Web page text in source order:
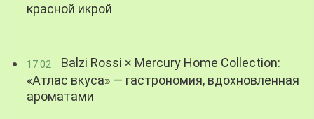
красной икрой
17:02
Balzi Rossi × Mercury Home Collection:
«Атлас вкуса» — гастрономия, вдохновленная
ароматами